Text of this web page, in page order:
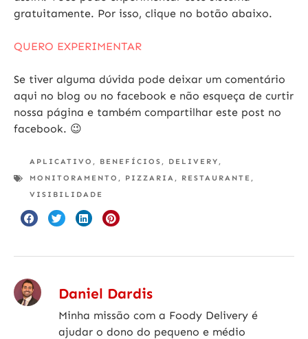
gratuitamente. Por isso, clique no botão abaixo.
QUERO EXPERIMENTAR
Se tiver alguma dúvida pode deixar um comentário
aqui no blog ou no facebook e não esqueça de curtir
nossa página e também compartilhar este post no
facebook. 😉
APLICATIVO , BENEFÍCIOS , DELIVERY ,
MONITORAMENTO , PIZZARIA , RESTAURANTE ,
VISIBILIDADE
Daniel Dardis
Minha missão com a Foody Delivery é
ajudar o dono do pequeno e médio